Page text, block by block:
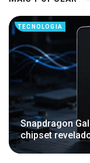
TECNOLOGIA
Snapdragon
chipset